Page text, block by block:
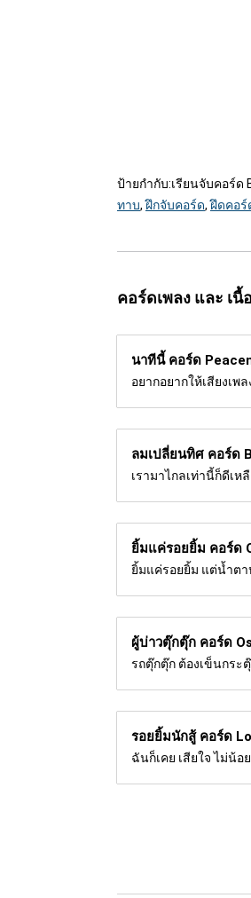
ป้ายกำกับ:เรียนจับคอร์ด
ทาบ,ฝึกจับคอร์ด,ฝึดคอร์
คอร์ดเพลง และ เนื้
นาทีนี้ คอร์ด
อยากอยากให้เสียงเ
ลมเปลี่ยนทิศ คอร์ด
เรามาไกลเท่านี้ก็ดีเห
ยิ้มแค่รอยยิ้ม คอร์ด
ยิ้มแค่รอยยิ้ม แต่น้ำตา
ผู้บ่าวตุ๊กตุ๊ก คอร์ด
รถตุ๊กตุ๊ก ต้องเข็นกระ
รอยยิ้มนักสู้ คอร์ด
ฉันก็เคย เสียใจ ไม่น้อ